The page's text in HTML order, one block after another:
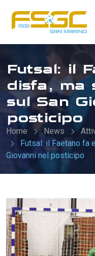
Futsal: il
disfa, ma
sul San
posticipo
Home News
Futsal: il Faetano fa
Giovanni nel posticipo